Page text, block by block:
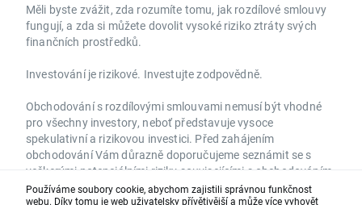
Měli byste zvážit, zda rozumíte tomu, jak rozdílové smlouvy
fungují, a zda si můžete dovolit vysoké riziko ztráty svých
finančních prostředků.
Investování je rizikové. Investujte zodpovědně.
Obchodování s rozdílovými smlouvami nemusí být vhodné
pro všechny investory, neboť představuje vysoce
spekulativní a rizikovou investici. Před zahájením
obchodování Vám důrazně doporučujeme seznámit se s
veškerými potenciálními riziky souvisejícími s obchodováním
rozdílovými smlouvami, stejně tak jako s pravidly
Používáme soubory cookie, abychom zajistili správnou funkčnost
webu. Díky tomu je web uživatelsky přívětivější a může více vyhovět